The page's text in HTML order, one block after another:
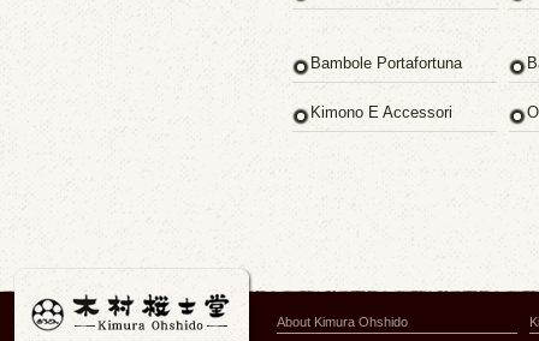
Bambole Portafortuna
Kimono E Accessori
About Kimura Ohshido